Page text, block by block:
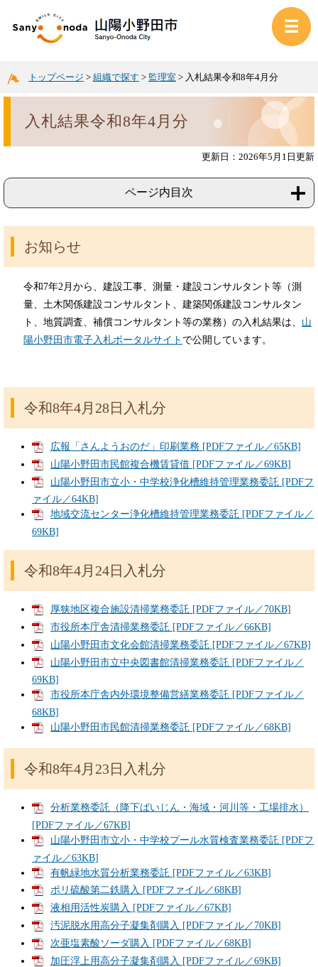
トップページ > 組織で探す > 監理室 > 入札結果令和8年4月分
入札結果令和8年4月分
更新日：2026年5月1日更新
ページ内目次
お知らせ
令和7年2月から、建設工事、測量・建設コンサルタント等（測
量、土木関係建設コンサルタント、建築関係建設コンサルタン
ト、地質調査、補償コンサルタント等の業務）の入札結果は、 山
陽小野田市電子入札ポータルサイト で公開しています。
令和8年4月28日入札分
広報「さんようおのだ」印刷業務 [PDFファイル／65KB]
山陽小野田市民館複合機賃貸借 [PDFファイル／69KB]
山陽小野田市立小・中学校浄化槽維持管理業務委託 [PDFフ
ァイル／64KB]
地域交流センター浄化槽維持管理業務委託 [PDFファイル／
69KB]
令和8年4月24日入札分
厚狭地区複合施設清掃業務委託 [PDFファイル／70KB]
市役所本庁舎清掃業務委託 [PDFファイル／66KB]
山陽小野田市文化会館清掃業務委託 [PDFファイル／67KB]
山陽小野田市立中央図書館清掃業務委託 [PDFファイル／
69KB]
市役所本庁舎内外環境整備営繕業務委託 [PDFファイル／
68KB]
山陽小野田市民館清掃業務委託 [PDFファイル／68KB]
令和8年4月23日入札分
分析業務委託（降下ばいじん・海域・河川等・工場排水）
[PDFファイル／67KB]
山陽小野田市立小・中学校プール水質検査業務委託 [PDFフ
ァイル／63KB]
有帆緑地水質分析業務委託 [PDFファイル／63KB]
ポリ硫酸第二鉄購入 [PDFファイル／68KB]
液相用活性炭購入 [PDFファイル／67KB]
汚泥脱水用高分子凝集剤購入 [PDFファイル／70KB]
次亜塩素酸ソーダ購入 [PDFファイル／68KB]
加圧浮上用高分子凝集剤購入 [PDFファイル／69KB]